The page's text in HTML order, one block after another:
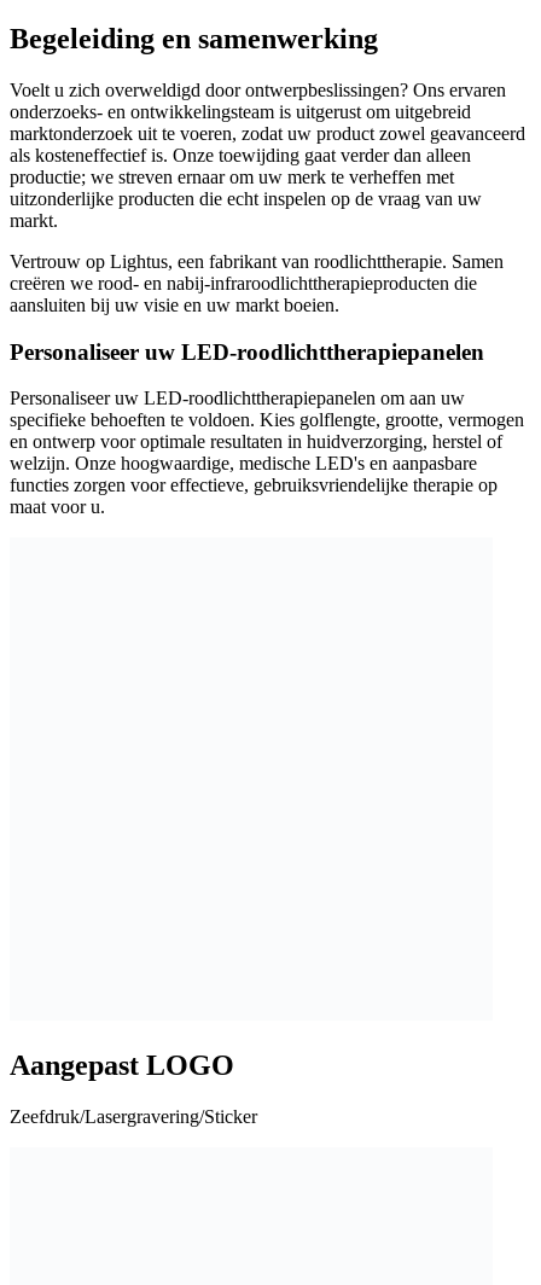
Begeleiding en samenwerking
Voelt u zich overweldigd door ontwerpbeslissingen? Ons ervaren
onderzoeks- en ontwikkelingsteam is uitgerust om uitgebreid
marktonderzoek uit te voeren, zodat uw product zowel geavanceerd
als kosteneffectief is. Onze toewijding gaat verder dan alleen
productie; we streven ernaar om uw merk te verheffen met
uitzonderlijke producten die echt inspelen op de vraag van uw
markt.
Vertrouw op Lightus, een fabrikant van roodlichttherapie. Samen
creëren we rood- en nabij-infraroodlichttherapieproducten die
aansluiten bij uw visie en uw markt boeien.
Personaliseer uw LED-roodlichttherapiepanelen
Personaliseer uw LED-roodlichttherapiepanelen om aan uw
specifieke behoeften te voldoen. Kies golflengte, grootte, vermogen
en ontwerp voor optimale resultaten in huidverzorging, herstel of
welzijn. Onze hoogwaardige, medische LED's en aanpasbare
functies zorgen voor effectieve, gebruiksvriendelijke therapie op
maat voor u.
Aangepast LOGO
Zeefdruk/Lasergravering/Sticker